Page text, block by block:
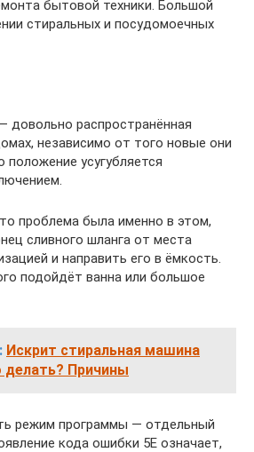
бытовой техники. Большой
стиральных и посудомоечных
довольно распространённая
независимо от того новые они
положение усугубляется
проблема была именно в этом,
сливного шланга от места
и направить его в ёмкость.
подойдёт ванна или большое
Искрит стиральная машина
делать? Причины
режим программы — отдельный
кода ошибки 5E означает,